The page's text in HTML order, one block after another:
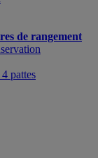
de rangement
pattes